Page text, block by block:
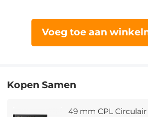
Voeg toe aan
Kopen Samen
49 mm CPL